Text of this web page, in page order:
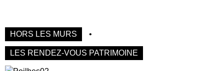
HORS LES MURS •
LES RENDEZ-VOUS PATRIMOINE